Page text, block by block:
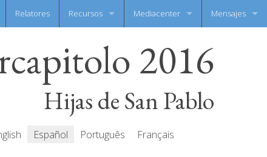
Relatores Recursos
Oraciones
Mediacenter
Galeria de video
Mensajes
Todos
2016
Hijas de San Pablo
Español Português Français